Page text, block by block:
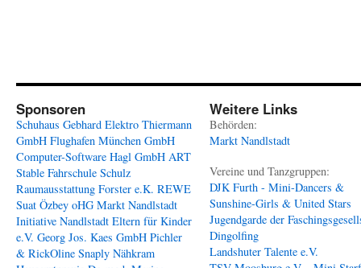
Sponsoren
Schuhaus Gebhard Elektro Thiermann
GmbH Flughafen München GmbH
Computer-Software Hagl GmbH ART
Stable Fahrschule Schulz
Raumausstattung Forster e.K. REWE
Suat Özbey oHG Markt Nandlstadt
Initiative Nandlstadt Eltern für Kinder
e.V. Georg Jos. Kaes GmbH Pichler
& RickOline Snaply Nähkram
Weitere Links
Behörden:
Markt Nandlstadt
Vereine und Tanzgruppen:
DJK Furth - Mini-Dancers &
Sunshine-Girls & United Stars
Jugendgarde der
Dingolfing
Landshuter Talente e.V.